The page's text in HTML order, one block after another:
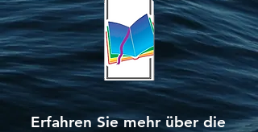
Erfahren Sie mehr über die